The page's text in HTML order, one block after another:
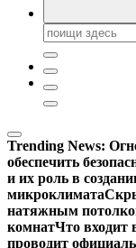
Поиск:
Trending News:
обеспечить
и их роль в
микроклимата
натяжным
комнатЧто входит
проводит